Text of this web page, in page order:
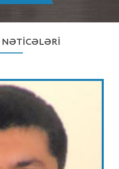
NƏTİCƏLƏRİ